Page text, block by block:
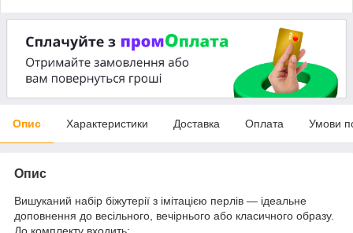
Опис Характеристики Доставка Оплата Умови
Опис
Вишуканий набір біжутерії з імітацією перлів — ідеальне
доповнення до весільного, вечірнього або класичного образу.